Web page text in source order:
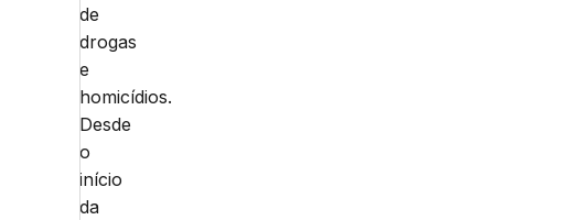
de
drogas
e
homicídios.
Desde
o
início
da